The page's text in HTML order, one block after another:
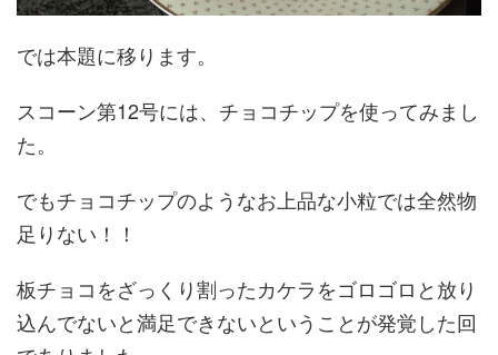
では本題に移ります。
スコーン第12号には、チョコチップを使ってみまし
た。
でもチョコチップのようなお上品な小粒では全然物
足りない！！
板チョコをざっくり割ったカケラをゴロゴロと放り
込んでないと満足できないということが発覚した回